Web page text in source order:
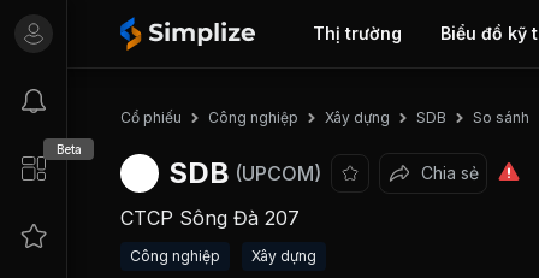
Thị trường Biểu đồ kỹ
Beta
Cổ phiếu Công nghiệp Xây dựng SDB So sánh
SDB (UPCOM) Chia sẻ
CTCP Sông Đà 207
Công nghiệp Xây dựng